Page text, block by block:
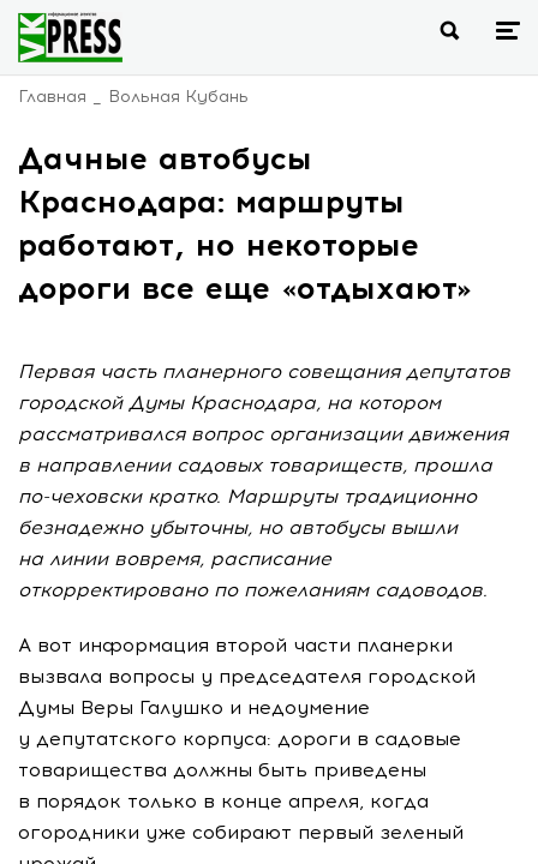
Главная Вольная Кубань
Дачные автобусы
Краснодара: маршруты
работают, но некоторые
дороги все еще «отдыхают»
Первая часть планерного совещания депутатов
городской Думы Краснодара, на котором
рассматривался вопрос организации движения
в направлении садовых товариществ, прошла
по-чеховски кратко. Маршруты традиционно
безнадежно убыточны, но автобусы вышли
на линии вовремя, расписание
откорректировано по пожеланиям садоводов.
А вот информация второй части планерки
вызвала вопросы у председателя городской
Думы Веры Галушко и недоумение
у депутатского корпуса: дороги в садовые
товарищества должны быть приведены
в порядок только в конце апреля, когда
огородники уже собирают первый зеленый